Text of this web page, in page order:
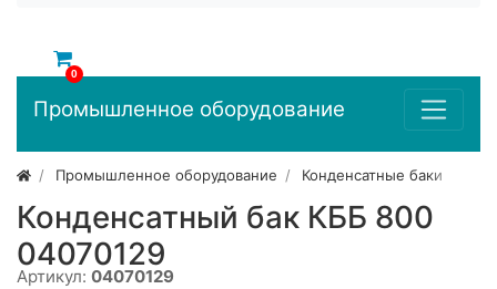
0
Промышленное оборудование
Промышленное оборудование Конденсатные баки
Конденсатный бак КББ 800
04070129
Артикул: 04070129